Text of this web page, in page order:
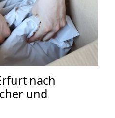
nach
und